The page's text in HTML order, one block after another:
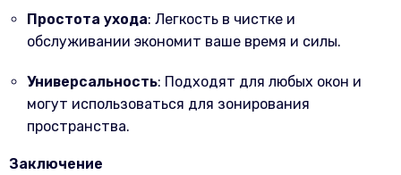
Простота ухода: Легкость в чистке и
обслуживании экономит ваше время и силы.
Универсальность: Подходят для любых окон и
могут использоваться для зонирования
пространства.
Заключение